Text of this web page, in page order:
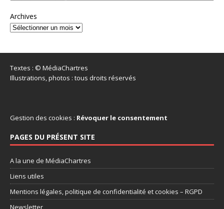
Archives
Textes : © MédiaChartres
Illustrations, photos : tous droits réservés
Gestion des cookies : Révoquer le consentement
PAGES DU PRÉSENT SITE
A la une de MédiaChartres
Liens utiles
Mentions légales, politique de confidentialité et cookies – RGPD
Newsletter